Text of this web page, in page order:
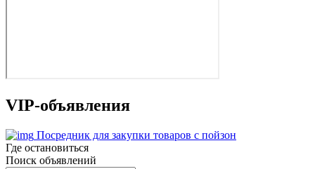
VIP-объявления
Посредник для закупки товаров с пойзон
Где остановиться
Поиск объявлений